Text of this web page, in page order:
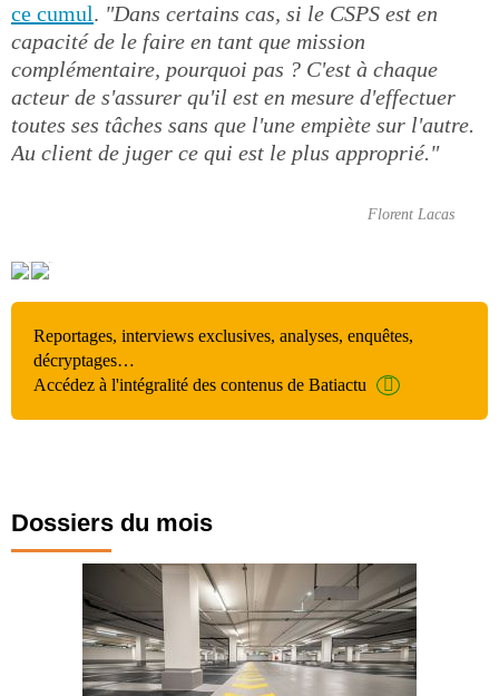
ce cumul. "Dans certains cas, si le CSPS est en
capacité de le faire en tant que mission
complémentaire, pourquoi pas ? C'est à chaque
acteur de s'assurer qu'il est en mesure d'effectuer
toutes ses tâches sans que l'une empiète sur l'autre.
Au client de juger ce qui est le plus approprié."
Florent Lacas
Reportages, interviews exclusives, analyses, enquêtes,
décryptages…
Accédez à l'intégralité des contenus de Batiactu
Dossiers du mois